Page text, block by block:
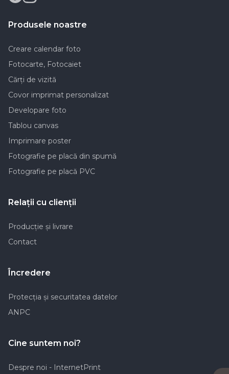
Produsele noastre
Creare calendar foto
Fotocarte, Fotocaiet
Cărți de vizită
Covor imprimat personalizat
Developare foto
Tablou canvas
Imprimare poster
Fotografie pe placă din spumă
Fotografie pe placă PVC
Relaţii cu clienţii
Producţie şi livrare
Contact
Încredere
Protecția și securitatea datelor
ANPC
Cine suntem noi?
Despre noi - InternetPrint